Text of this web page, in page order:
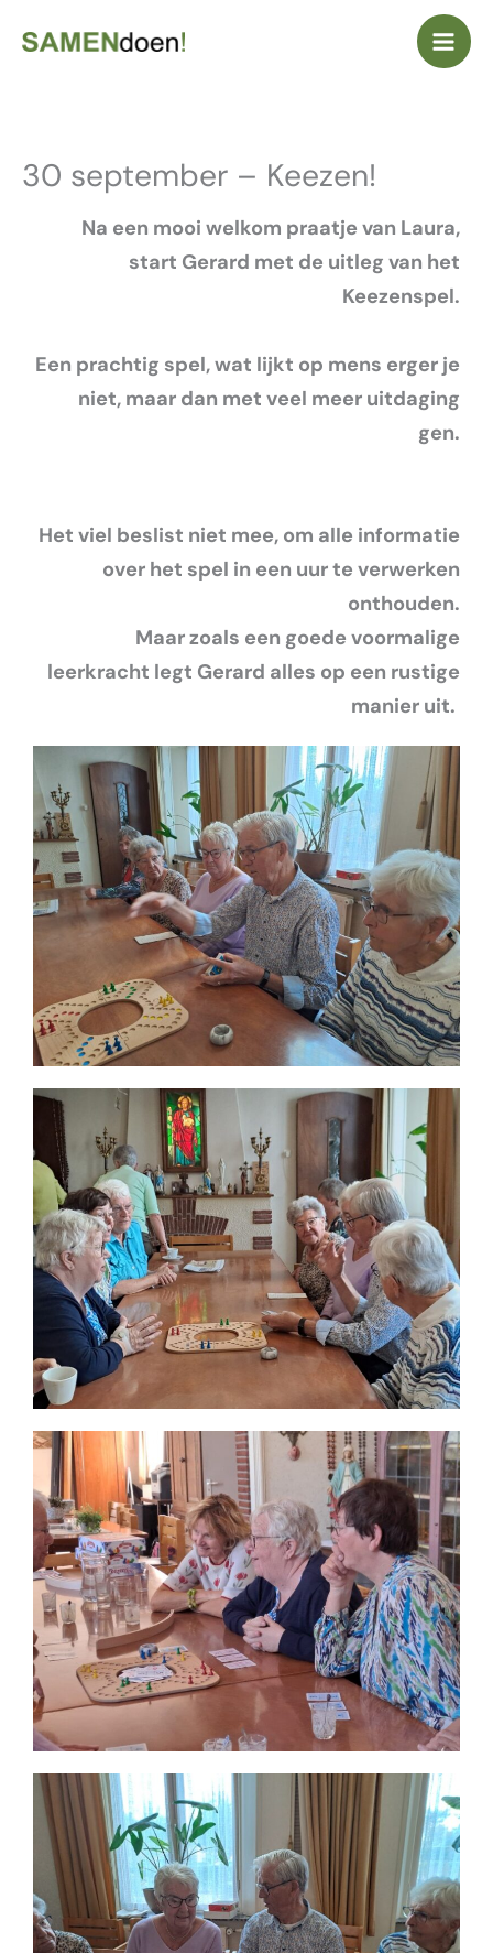
naar
30 september – Keezen!
Na een mooi welkom praatje van Laura,
start Gerard met de uitleg van het
Keezenspel.
Een prachtig spel, wat lijkt op mens erger je
niet, maar dan met veel meer uitdaging
gen.
Het viel beslist niet mee, om alle informatie
over het spel in een uur te verwerken
onthouden.
Maar zoals een goede voormalige
leerkracht legt Gerard alles op een rustige
manier uit.